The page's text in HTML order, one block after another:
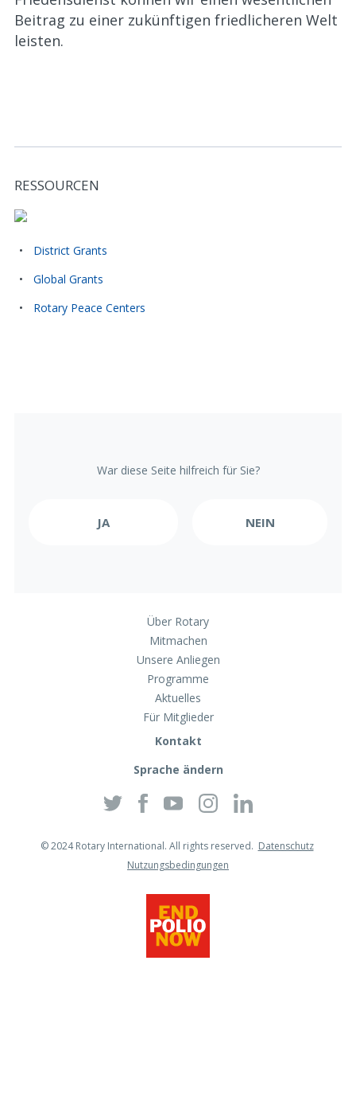
Beitrag zu einer zukünftigen friedlicheren Welt
leisten.
Related Stories and Resources
RESSOURCEN
District Grants
Global Grants
Rotary Peace Centers
War diese Seite hilfreich für Sie?
Über Rotary
Mitmachen
Unsere Anliegen
Programme
Aktuelles
Für Mitglieder
Kontakt
Sprache ändern
TwitterFacebookYouTubeInstagram
© 2024 Rotary International. All rights reserved. Datenschutz
Nutzungsbedingungen